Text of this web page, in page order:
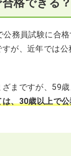
よう
格できる？
務員試験に合
が、近年では
まですが、59
、30歳以上で